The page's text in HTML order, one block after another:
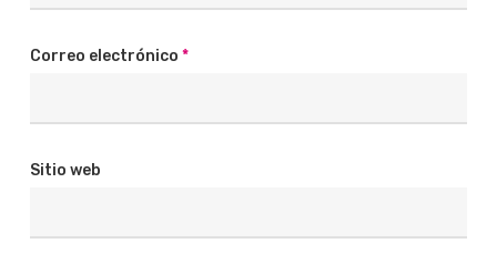
Correo electrónico *
Sitio web